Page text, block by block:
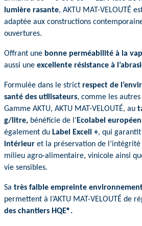
lumière rasante, AKTU MAT-VELOUTÉ
adaptée aux constructions
ouvertures.
Offrant une bonne perméabilité à la
aussi une excellente résistance à
Formulée dans le strict respect de
santé des utilisateurs, comme les
Gamme AKTU, AKTU MAT-VELOUTÉ, au
g/litre, bénéficie de l’ Ecolabel européen
également du Label Excell +, qui garantit
intérieur et la préservation de
milieu agro-alimentaire, vinicole ainsi
vie sensibles.
Sa très faible empreinte
permettent à l’AKTU MAT-VELOUTÉ de
des chantiers HQE®.